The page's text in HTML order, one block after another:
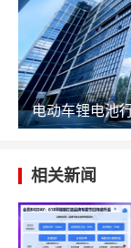
电动车锂电池
相关新闻